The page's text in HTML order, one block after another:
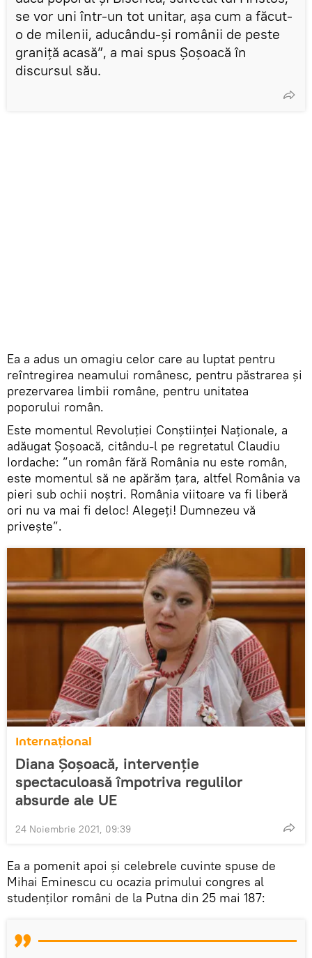
se vor uni într-un tot unitar, așa cum a făcut-
o de milenii, aducându-și românii de peste
graniță acasă”, a mai spus Șoșoacă în
discursul său.
Ea a adus un omagiu celor care au luptat pentru
reîntregirea neamului românesc, pentru păstrarea și
prezervarea limbii române, pentru unitatea
poporului român.
Este momentul Revoluției Conștiinței Naționale, a
adăugat Șoșoacă, citându-l pe regretatul Claudiu
Iordache: ”un român fără România nu este român,
este momentul să ne apărăm țara, altfel România va
pieri sub ochii noștri. România viitoare va fi liberă
ori nu va mai fi deloc! Alegeți! Dumnezeu vă
privește”.
Internaţional
Diana Șoșoacă, intervenție
spectaculoasă împotriva regulilor
absurde ale UE
24 Noiembrie 2021, 09:39
Ea a pomenit apoi și celebrele cuvinte spuse de
Mihai Eminescu cu ocazia primului congres al
studenților români de la Putna din 25 mai 187: